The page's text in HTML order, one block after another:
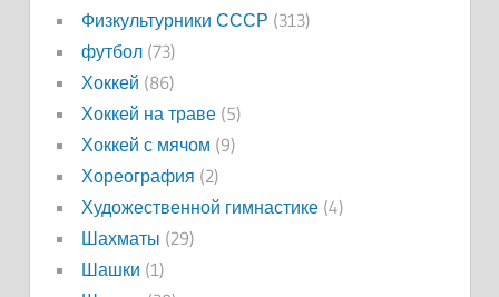
Физкультурники СССР (313)
футбол(73)
Хоккей (86)
Хоккей на траве(5)
Хоккей с мячом (9)
Хореография (2)
Художественной гимнастике(4)
Шахматы (29)
Шашки (1)